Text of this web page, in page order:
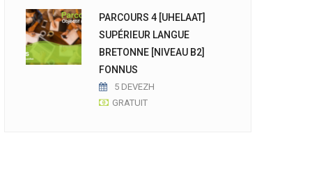
PARCOURS 4 [UHELAAT]
SUPÉRIEUR LANGUE
BRETONNE [NIVEAU B2]
FONNUS
5 DEVEZH
GRATUIT